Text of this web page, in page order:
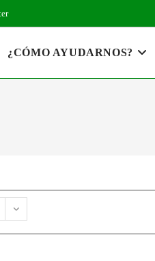
¿CÓMO AYUDARNOS?